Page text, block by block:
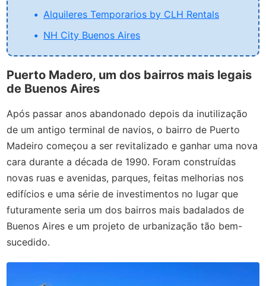
Alquileres Temporarios by CLH Rentals
NH City Buenos Aires
Puerto Madero, um dos bairros mais legais
de Buenos Aires
Após passar anos abandonado depois da inutilização
de um antigo terminal de navios, o bairro de Puerto
Madeiro começou a ser revitalizado e ganhar uma nova
cara durante a década de 1990. Foram construídas
novas ruas e avenidas, parques, feitas melhorias nos
edifícios e uma série de investimentos no lugar que
futuramente seria um dos bairros mais badalados de
Buenos Aires e um projeto de urbanização tão bem-
sucedido.